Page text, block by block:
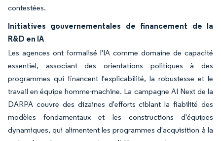
contestées.
Initiatives gouvernementales de financement de la
R&D en IA
Les agences ont formalisé l'IA comme domaine de capacité
essentiel, associant des orientations politiques à des
programmes qui financent l'explicabilité, la robustesse et le
travail en équipe homme-machine. La campagne AI Next de la
DARPA couvre des dizaines d'efforts ciblant la fiabilité des
modèles fondamentaux et les constructions d'équipes
dynamiques, qui alimentent les programmes d'acquisition à la